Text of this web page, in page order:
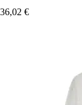
36,02 €